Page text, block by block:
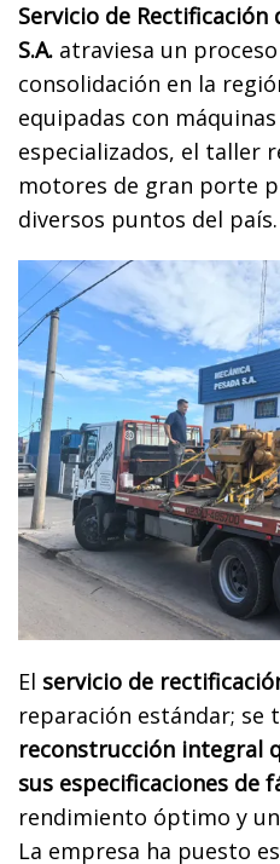
Servicio de Rectificación
S.A. atraviesa un
consolidación en la
equipadas con
especializados, el taller
motores de gran porte
diversos puntos del país.
El servicio de
reparación estándar; se
reconstrucción integral
sus especificaciones de
rendimiento óptimo y
La empresa ha puesto